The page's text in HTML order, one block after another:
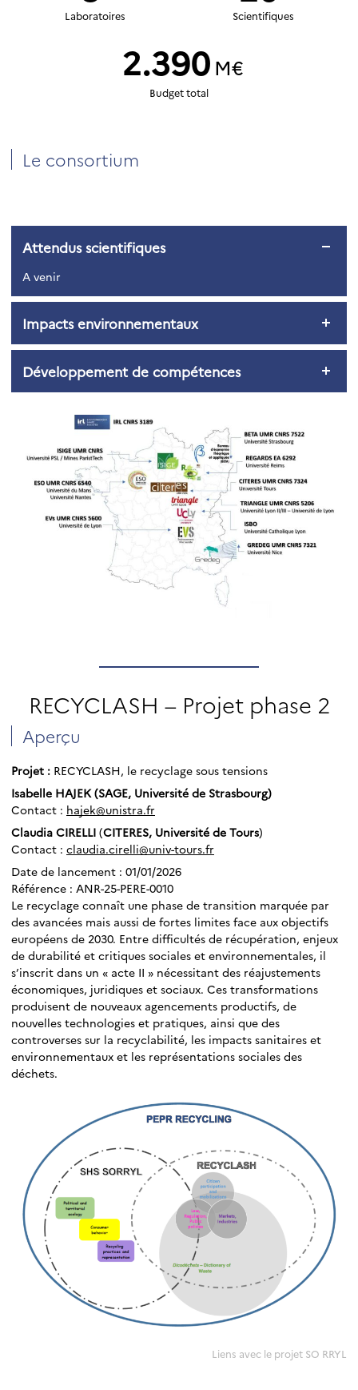
Laboratoires Scientifiques
2.390 M€
Budget total
Le consortium
Attendus scientifiques
A venir
Impacts environnementaux
Développement de compétences
RECYCLASH – Projet phase 2
Aperçu
Projet : RECYCLASH, le recyclage sous tensions
Isabelle HAJEK (SAGE, Université de Strasbourg)
Contact : hajek@unistra.fr
Claudia CIRELLI (CITERES, Université de Tours)
Contact : claudia.cirelli@univ-tours.fr
Date de lancement : 01/01/2026
Référence : ANR-25-PERE-0010
Le recyclage connaît une phase de transition marquée par
des avancées mais aussi de fortes limites face aux objectifs
européens de 2030. Entre difficultés de récupération, enjeux
de durabilité et critiques sociales et environnementales, il
s’inscrit dans un « acte II » nécessitant des réajustements
économiques, juridiques et sociaux. Ces transformations
produisent de nouveaux agencements productifs, de
nouvelles technologies et pratiques, ainsi que des
controverses sur la recyclabilité, les impacts sanitaires et
environnementaux et les représentations sociales des
déchets.
Liens avec le projet SO RRYL